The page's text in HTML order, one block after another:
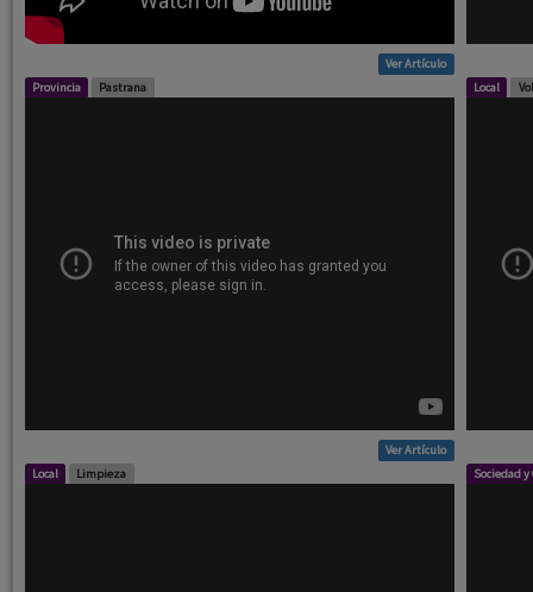
Ver Artículo
Provincia Pastrana
Ver Artículo
Local
Local Limpieza Sociedad